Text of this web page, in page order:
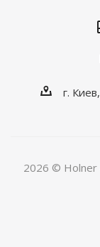
г.
2026 © Holner